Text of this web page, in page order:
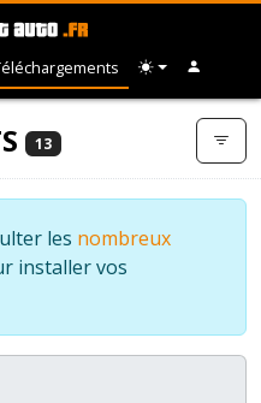
13
les nombreux
installer vos